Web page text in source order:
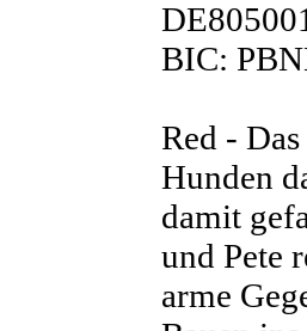
BIC:
Red -
Hunden
damit
und Pete
arme